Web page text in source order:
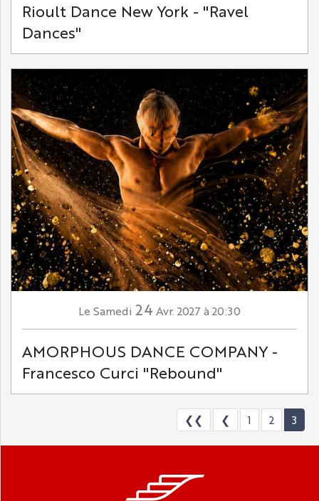
Rioult Dance New York - "Ravel
Dances"
Le Samedi 24 Avr. 2027à 20:30
AMORPHOUS DANCE COMPANY -
Francesco Curci "Rebound"
❮❮ ❮ 1 2 3